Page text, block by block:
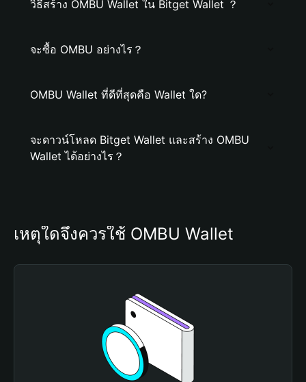
วิธีสร้าง OMBU Wallet ใน Bitget Wallet ？
จะซื้อ OMBU อย่างไร？
OMBU Wallet ที่ดีที่สุดคือ Wallet ใด?
จะดาวน์โหลด Bitget Wallet และสร้าง OMBU
Wallet ได้อย่างไร？
เหตุใดจึงควรใช้ OMBU Wallet